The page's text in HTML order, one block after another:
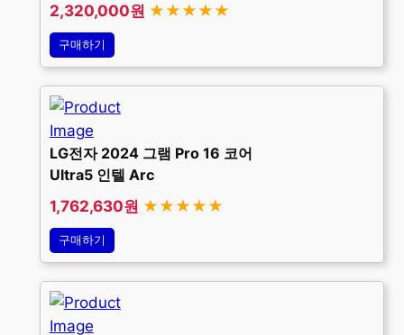
2,320,000원 ★★★★★
구매하기
LG전자 2024 그램 Pro 16 코어
Ultra5 인텔 Arc
1,762,630원 ★★★★★
구매하기